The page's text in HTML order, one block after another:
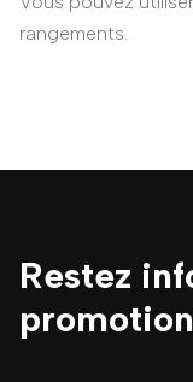
rangements.
Restez